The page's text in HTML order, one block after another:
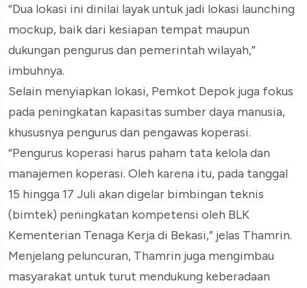
“Dua lokasi ini dinilai layak untuk jadi lokasi launching
mockup, baik dari kesiapan tempat maupun
dukungan pengurus dan pemerintah wilayah,”
imbuhnya.
Selain menyiapkan lokasi, Pemkot Depok juga fokus
pada peningkatan kapasitas sumber daya manusia,
khususnya pengurus dan pengawas koperasi.
“Pengurus koperasi harus paham tata kelola dan
manajemen koperasi. Oleh karena itu, pada tanggal
15 hingga 17 Juli akan digelar bimbingan teknis
(bimtek) peningkatan kompetensi oleh BLK
Kementerian Tenaga Kerja di Bekasi,” jelas Thamrin.
Menjelang peluncuran, Thamrin juga mengimbau
masyarakat untuk turut mendukung keberadaan